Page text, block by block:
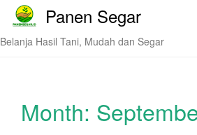
Panen Segar
Belanja Hasil Tani, Mudah dan Segar
Month: